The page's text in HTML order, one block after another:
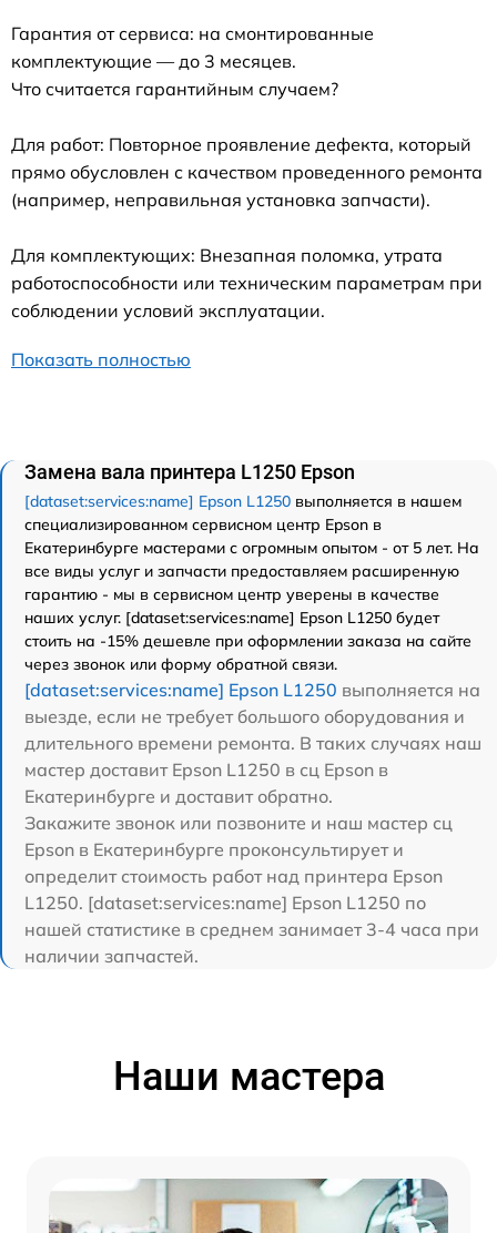
Гарантия от сервиса: на смонтированные
комплектующие — до 3 месяцев.
Что считается гарантийным случаем?
Для работ: Повторное проявление дефекта, который
прямо обусловлен с качеством проведенного ремонта
(например, неправильная установка запчасти).
Для комплектующих: Внезапная поломка, утрата
работоспособности или техническим параметрам при
соблюдении условий эксплуатации.
Показать полностью
Замена вала принтера L1250 Epson
[dataset:services:name] Epson L1250 выполняется в нашем
специализированном сервисном центр Epson в
Екатеринбурге мастерами с огромным опытом - от 5 лет. На
все виды услуг и запчасти предоставляем расширенную
гарантию - мы в сервисном центр уверены в качестве
наших услуг. [dataset:services:name] Epson L1250 будет
стоить на -15% дешевле при оформлении заказа на сайте
через звонок или форму обратной связи.
[dataset:services:name] Epson L1250 выполняется на
выезде, если не требует большого оборудования и
длительного времени ремонта. В таких случаях наш
мастер доставит Epson L1250 в сц Epson в
Екатеринбурге и доставит обратно.
Закажите звонок или позвоните и наш мастер сц
Epson в Екатеринбурге проконсультирует и
определит стоимость работ над принтера Epson
L1250. [dataset:services:name] Epson L1250 по
нашей статистике в среднем занимает 3-4 часа при
наличии запчастей.
Наши мастера